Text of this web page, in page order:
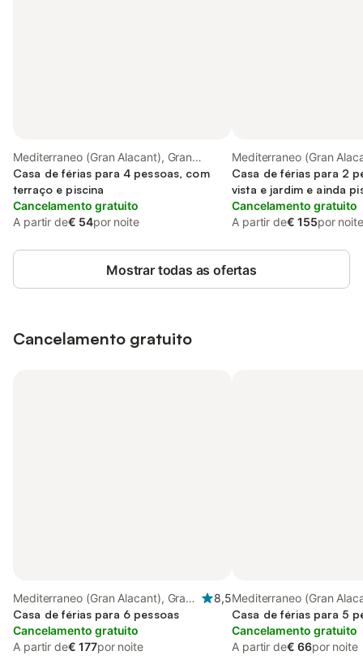
Mediterraneo (Gran Alacant), Gran
Alacant
Casa de férias para 4 pessoas, com
terraço e piscina
Cancelamento gratuito
A partir de€ 54por noite
Mediterraneo (Gran
Alacant
Casa de férias para 2
vista e jardim e ainda
Cancelamento gratuito
A partir de€ 155por noite
Mostrar todas as ofertas
Cancelamento gratuito
Mediterraneo (Gran Alacant), Gran
Alacant
8,5
Casa de férias para 6 pessoas
Cancelamento gratuito
A partir de€ 177por noite
Mediterraneo (Gran
Alacant
Casa de férias para 5
Cancelamento gratuito
A partir de€ 66por noite